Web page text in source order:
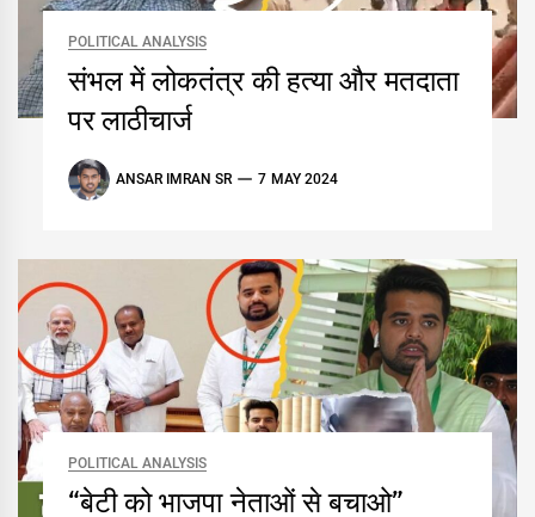
POLITICAL ANALYSIS
संभल में लोकतंत्र की हत्या और मतदाता
पर लाठीचार्ज
ANSAR IMRAN SR 7 MAY 2024
POLITICAL ANALYSIS
“बेटी को भाजपा नेताओं से बचाओ”